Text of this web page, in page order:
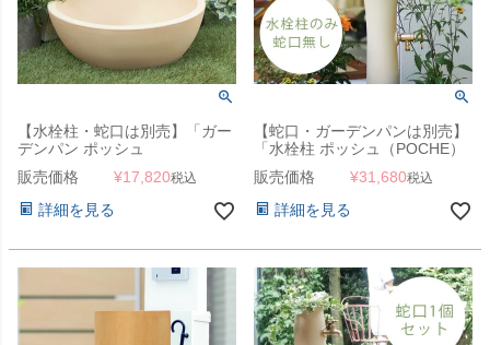
【水栓柱・蛇口は別売】「ガー
デンパン ポッシュ
（POCHE）」
販売価格 ¥17,820税込
詳細を見る
【蛇口・ガーデンパンは別売】
「水栓柱 ポッシュ（POCHE）
単品」
販売価格 ¥31,680税込
詳細を見る